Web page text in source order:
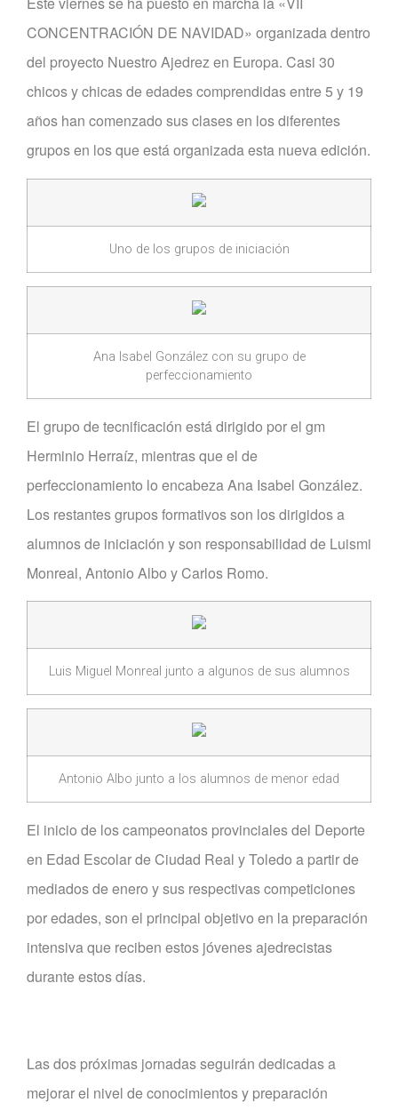
CONCENTRACIÓN DE NAVIDAD» organizada dentro
del proyecto Nuestro Ajedrez en Europa. Casi 30
chicos y chicas de edades comprendidas entre 5 y 19
años han comenzado sus clases en los diferentes
grupos en los que está organizada esta nueva edición.
Uno de los grupos de iniciación
Ana Isabel González con su grupo de
perfeccionamiento
El grupo de tecnificación está dirigido por el gm
Herminio Herraíz, mientras que el de
perfeccionamiento lo encabeza Ana Isabel González.
Los restantes grupos formativos son los dirigidos a
alumnos de iniciación y son responsabilidad de Luismi
Monreal, Antonio Albo y Carlos Romo.
Luis Miguel Monreal junto a algunos de sus alumnos
Antonio Albo junto a los alumnos de menor edad
El inicio de los campeonatos provinciales del Deporte
en Edad Escolar de Ciudad Real y Toledo a partir de
mediados de enero y sus respectivas competiciones
por edades, son el principal objetivo en la preparación
intensiva que reciben estos jóvenes ajedrecistas
durante estos días.
Las dos próximas jornadas seguirán dedicadas a
mejorar el nivel de conocimientos y preparación